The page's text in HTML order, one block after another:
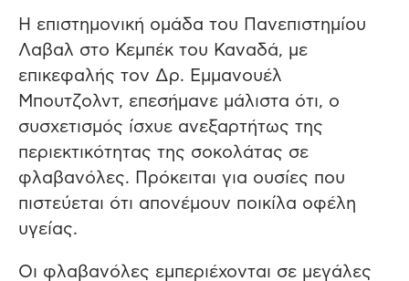
Η επιστημονική ομάδα του Πανεπιστημίου
Λαβαλ στο Κεμπέκ του Καναδά, με
επικεφαλής τον Δρ. Εμμανουέλ
Μπουτζολντ, επεσήμανε μάλιστα ότι, ο
συσχετισμός ίσχυε ανεξαρτήτως της
περιεκτικότητας της σοκολάτας σε
φλαβανόλες. Πρόκειται για ουσίες που
πιστεύεται ότι απονέμουν ποικίλα οφέλη
υγείας.
Οι φλαβανόλες εμπεριέχονται σε μεγάλες